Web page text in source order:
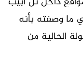
ما وصفته بأنه
الحالية من